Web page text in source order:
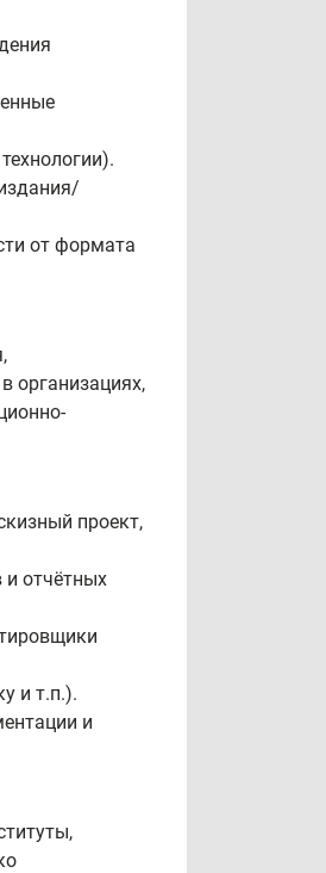
от формата
организациях,
проект,
и отчётных
и т.п.).
и